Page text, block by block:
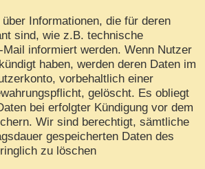
Informationen, die für deren
sind, wie z.B. technische
informiert werden. Wenn Nutzer
haben, werden deren Daten im
vorbehaltlich einer
gelöscht. Es obliegt
bei erfolgter Kündigung vor dem
Wir sind berechtigt, sämtliche
gespeicherten Daten des
zu löschen